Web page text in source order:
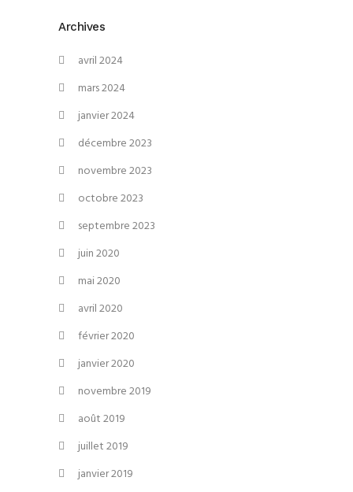
Archives
avril 2024
mars 2024
janvier 2024
décembre 2023
novembre 2023
octobre 2023
septembre 2023
juin 2020
mai 2020
avril 2020
février 2020
janvier 2020
novembre 2019
août 2019
juillet 2019
janvier 2019